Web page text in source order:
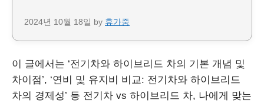
2024년 10월 18일 by 휴가중
이 글에서는 ‘전기차와 하이브리드 차의 기본 개념 및
차이점’, ‘연비 및 유지비 비교: 전기차와 하이브리드
차의 경제성’ 등 전기차 vs 하이브리드 차, 나에게 맞는